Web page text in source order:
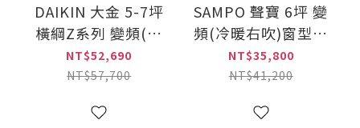
DAIKIN 大金 5-7坪
橫綱Z系列 變頻(冷
暖)一對一冷氣
(RXM41ZVLT+FTXM41ZVLT)
NT$52,690
NT$57,700
SAMPO 聲寶 6坪 變
頻(冷暖右吹)窗型冷
氣(AW-RH41DC)
NT$35,800
NT$41,200